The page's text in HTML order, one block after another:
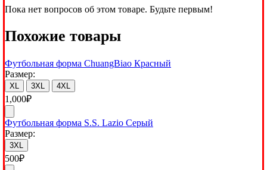
Пока нет вопросов об этом товаре. Будьте первым!
Похожие товары
Футбольная форма ChuangBiao Красный
Размер:
XL 3XL 4XL
1,000₽
Футбольная форма S.S. Lazio Серый
Размер:
3XL
500₽